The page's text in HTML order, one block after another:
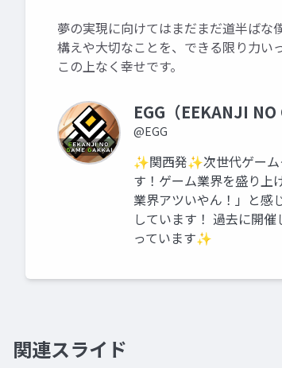
夢の実現に向けてはまだまだ道半ば
構えや大切なことを、できる限り力い
この上なく幸せです。
EGG（EEKANJI NO
@EGG
✨関西発✨次世代ゲーム
す！ゲーム業界を盛り上
業界アツいやん！」と感
しています！ 過去に開
っています✨
関連スライド